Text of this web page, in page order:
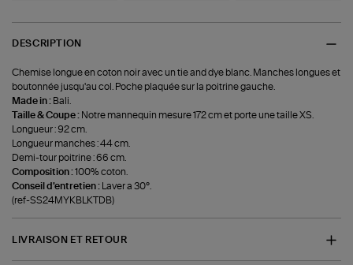
DESCRIPTION
Chemise longue en coton noir avec un tie and dye blanc. Manches longues et
boutonnée jusqu'au col. Poche plaquée sur la poitrine gauche.
Made in : Bali.
Taille & Coupe : Notre mannequin mesure 172 cm et porte une taille XS.
Longueur : 92 cm.
Longueur manches : 44 cm.
Demi-tour poitrine : 66 cm.
Composition :100% coton.
Conseil d'entretien :
Laver a 30°.
(ref-SS24MYKBLKTDB)
LIVRAISON ET RETOUR